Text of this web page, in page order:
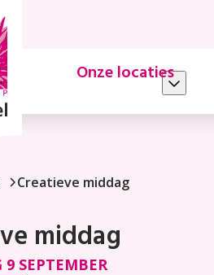
Onze locaties
Creatieve middag
middag
9 SEPTEMBER